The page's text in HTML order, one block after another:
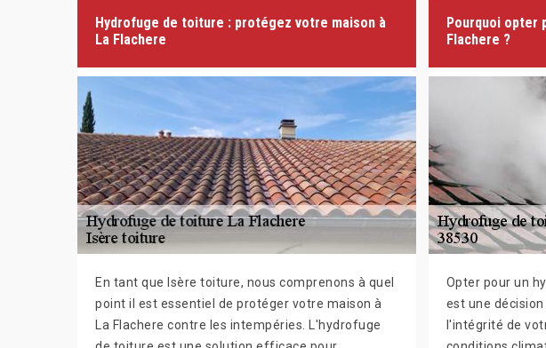
Hydrofuge de toiture : protégez votre maison à
La Flachere
En tant que Isère toiture, nous comprenons à quel
point il est essentiel de protéger votre maison à
La Flachere contre les intempéries. L'hydrofuge
Pourquoi opter
Flachere ?
Opter pour un
est une
l'intégrité de